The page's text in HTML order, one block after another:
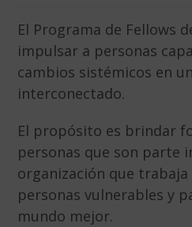
El Programa de Fellows
impulsar a personas
cambios sistémicos en
interconectado.
El propósito es brindar
personas que son parte
organización que
personas vulnerables y
mundo mejor.